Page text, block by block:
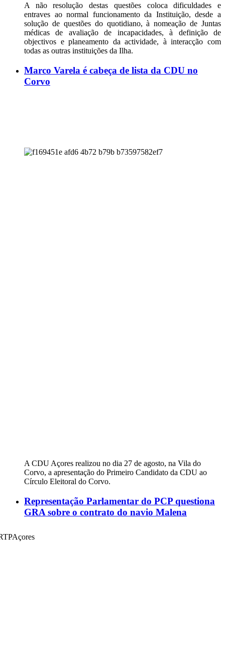
A não resolução destas questões coloca dificuldades e
entraves ao normal funcionamento da Instituição, desde a
solução de questões do quotidiano, à nomeação de Juntas
médicas de avaliação de incapacidades, à definição de
objectivos e planeamento da actividade, à interacção com
todas as outras instituições da Ilha.
Marco Varela é cabeça de lista da CDU no
Corvo
A CDU Açores realizou no dia 27 de agosto, na Vila do
Corvo, a apresentação do Primeiro Candidato da CDU ao
Círculo Eleitoral do Corvo.
Representação Parlamentar do PCP questiona
GRA sobre o contrato do navio Malena